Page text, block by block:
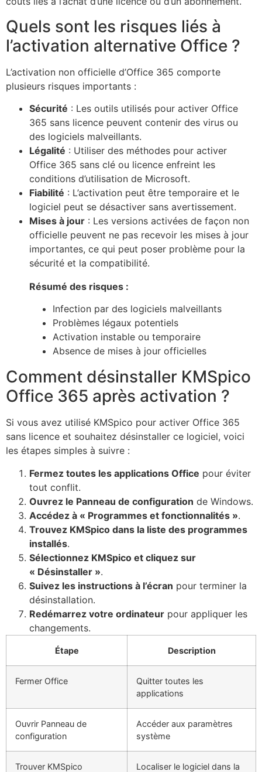
Quels sont les risques liés à
l’activation alternative Office ?
L’activation non officielle d’Office 365 comporte
plusieurs risques importants :
Sécurité : Les outils utilisés pour activer Office
365 sans licence peuvent contenir des virus ou
des logiciels malveillants.
Légalité : Utiliser des méthodes pour activer
Office 365 sans clé ou licence enfreint les
conditions d’utilisation de Microsoft.
Fiabilité : L’activation peut être temporaire et le
logiciel peut se désactiver sans avertissement.
Mises à jour : Les versions activées de façon non
officielle peuvent ne pas recevoir les mises à jour
importantes, ce qui peut poser problème pour la
sécurité et la compatibilité.
Résumé des risques :
Infection par des logiciels malveillants
Problèmes légaux potentiels
Activation instable ou temporaire
Absence de mises à jour officielles
Comment désinstaller KMSpico
Office 365 après activation ?
Si vous avez utilisé KMSpico pour activer Office 365
sans licence et souhaitez désinstaller ce logiciel, voici
les étapes simples à suivre :
Fermez toutes les applications Office pour éviter
tout conflit.
Ouvrez le Panneau de configuration de Windows.
Accédez à « Programmes et fonctionnalités ».
Trouvez KMSpico dans la liste des programmes
installés.
Sélectionnez KMSpico et cliquez sur
« Désinstaller ».
Suivez les instructions à l’écran pour terminer la
désinstallation.
Redémarrez votre ordinateur pour appliquer les
changements.
Étape Description
Fermer Office
Quitter toutes les
applications
Ouvrir Panneau de
configuration
Accéder aux paramètres
système
Trouver KMSpico
Localiser le logiciel dans la